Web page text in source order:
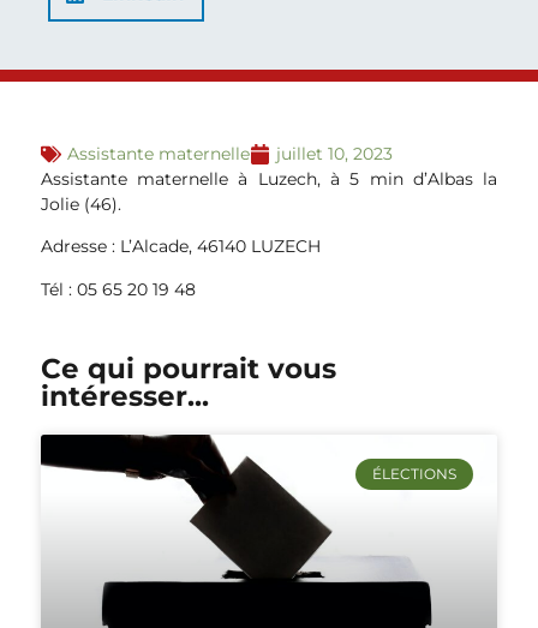
Assistante maternelle
juillet 10, 2023
Assistante maternelle à Luzech, à 5 min d’Albas la
Jolie (46).
Adresse : L’Alcade, 46140 LUZECH
Tél : 05 65 20 19 48
Ce qui pourrait vous
intéresser...
ÉLECTIONS